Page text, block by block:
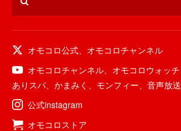
オモコロ公式
オモコロチャンネル
オモコロチャンネル
オモコロウォッチ
ありスパ
かまみく モンフィー
音声放送
公式instagram
オモコロストア